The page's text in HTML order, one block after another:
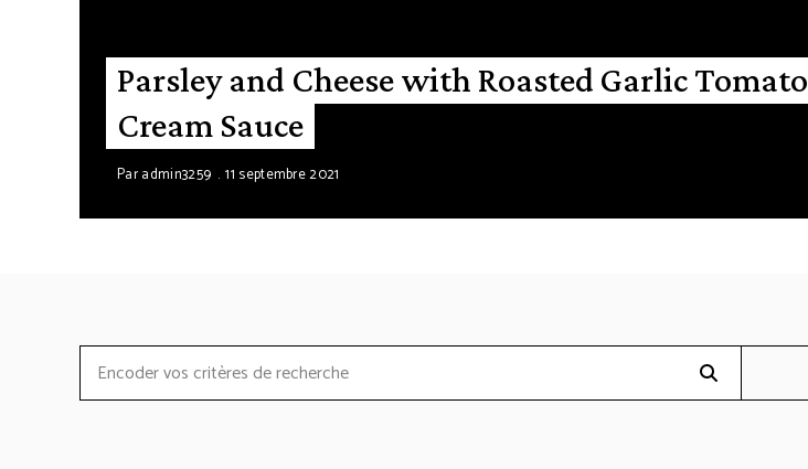
Parsley and Cheese with Roasted Garlic Tomato
Cream Sauce
Paradmin3259 11 septembre 2021